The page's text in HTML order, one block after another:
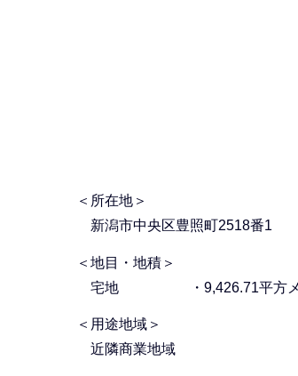
＜所在地＞
新潟市中央区豊照町2518番1
＜地目・地積＞
宅地 ・9,426.71平方メ
＜用途地域＞
近隣商業地域